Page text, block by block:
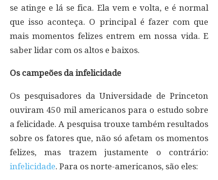
se atinge e lá se fica. Ela vem e volta, e é normal
que isso aconteça. O principal é fazer com que
mais momentos felizes entrem em nossa vida. E
saber lidar com os altos e baixos.
Os campeões da infelicidade
Os pesquisadores da Universidade de Princeton
ouviram 450 mil americanos para o estudo sobre
a felicidade. A pesquisa trouxe também resultados
sobre os fatores que, não só afetam os momentos
felizes, mas trazem justamente o contrário:
infelicidade. Para os norte-americanos, são eles: